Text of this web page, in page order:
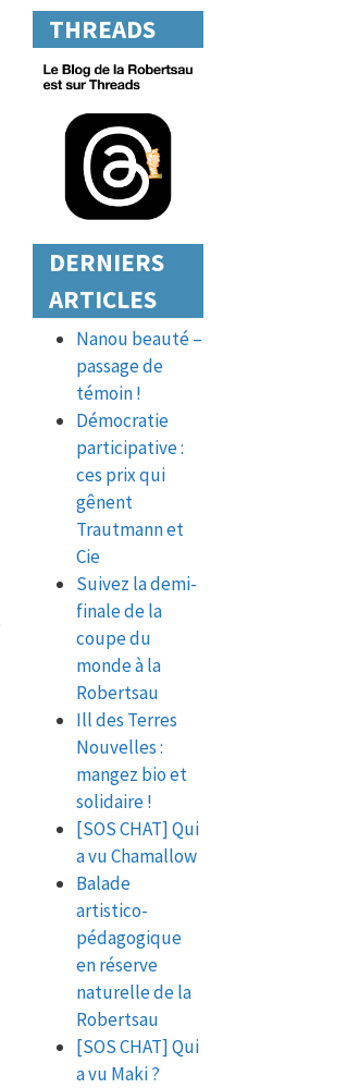
THREADS
DERNIERS
ARTICLES
Nanou beauté –
passage de
témoin !
Démocratie
participative :
ces prix qui
gênent
Trautmann et
Cie
Suivez la demi-
finale de la
coupe du
monde à la
Robertsau
Ill des Terres
Nouvelles :
mangez bio et
solidaire !
[SOS CHAT] Qui
a vu Chamallow
Balade
artistico-
pédagogique
en réserve
naturelle de la
Robertsau
[SOS CHAT] Qui
a vu Maki ?